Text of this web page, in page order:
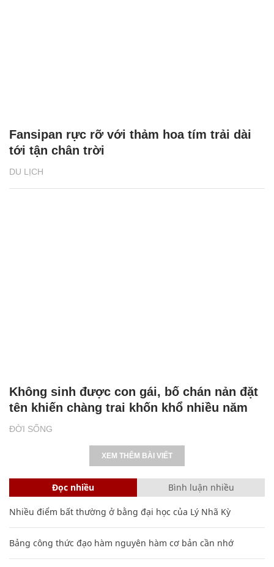
DU LỊCH
Fansipan rực rỡ với thảm hoa tím trải dài
tới tận chân trời
ĐỜI SỐNG
Không sinh được con gái, bố chán nản đặt
tên khiến chàng trai khốn khổ nhiều năm
XEM THÊM BÀI VIẾT
Đọc nhiều Bình luận nhiều
Nhiều điểm bất thường ở bằng đại học của Lý Nhã Kỳ
Bảng công thức đạo hàm nguyên hàm cơ bản cần nhớ